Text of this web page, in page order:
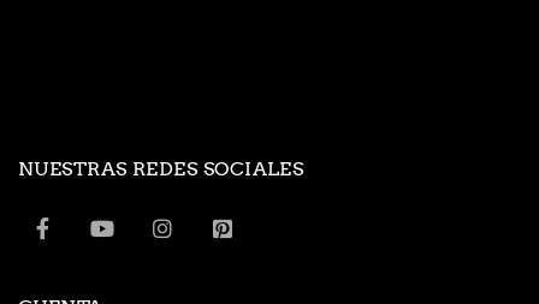
NUESTRAS REDES SOCIALES